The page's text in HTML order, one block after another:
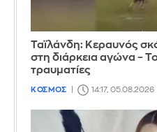
Ταϊλάνδη: Κεραυνός
στη διάρκεια αγώνα –
τραυματίες
ΚΟΣΜΟΣ 14:17, 05.08.2026